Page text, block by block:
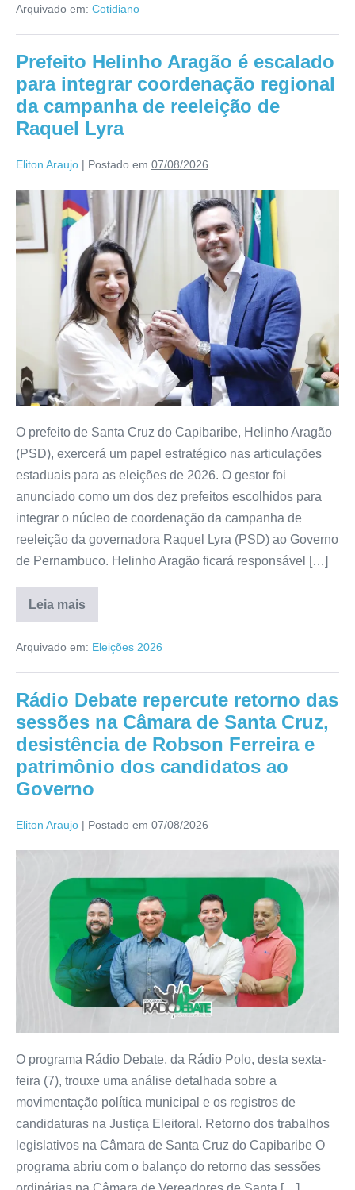
Arquivado em: Cotidiano
Prefeito Helinho Aragão é escalado
para integrar coordenação regional
da campanha de reeleição de
Raquel Lyra
Eliton Araujo | Postado em 07/08/2026
O prefeito de Santa Cruz do Capibaribe, Helinho Aragão
(PSD), exercerá um papel estratégico nas articulações
estaduais para as eleições de 2026. O gestor foi
anunciado como um dos dez prefeitos escolhidos para
integrar o núcleo de coordenação da campanha de
reeleição da governadora Raquel Lyra (PSD) ao Governo
de Pernambuco. Helinho Aragão ficará responsável […]
Leia mais
Arquivado em: Eleições 2026
Rádio Debate repercute retorno das
sessões na Câmara de Santa Cruz,
desistência de Robson Ferreira e
patrimônio dos candidatos ao
Governo
Eliton Araujo | Postado em 07/08/2026
O programa Rádio Debate, da Rádio Polo, desta sexta-
feira (7), trouxe uma análise detalhada sobre a
movimentação política municipal e os registros de
candidaturas na Justiça Eleitoral. Retorno dos trabalhos
legislativos na Câmara de Santa Cruz do Capibaribe O
programa abriu com o balanço do retorno das sessões